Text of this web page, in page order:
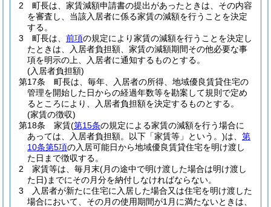
2
町長は、家賃減額申請書の提出があったときは、その内容
を審査し、当該入居者に係る家賃の減額を行うことを決定
する。
3
町長は、 前項の規定により家賃の減額を行うことを決定し
たときは、入居者負担額、家賃の減額期間その他必要な事
項を明示の上、入居者に通知するものとする。
(入居者負担額)
第17条
町長は、毎年、入居者の所得、地域優良賃貸住宅の
管理を開始した日からの経過年数等を勘案して規則で定め
るところにより、入居者負担額を決定するものとする。
(家賃の徴収)
第18条
家賃(第15条の規定による家賃の減額を行う場合に
あっては、入居者負担額。以下「家賃等」という。)は、 第
10条第5項の入居可能日から地域優良賃貸住宅を明け渡し
た日まで徴収する。
2
家賃等は、毎月末(月の途中で明け渡した場合は明け渡し
た日) までにその月分を納付しなければならない。
3
入居者が新たに住宅に入居した場合又は住宅を明け渡した
場合において、その月の使用期間が1月に満たないときは、